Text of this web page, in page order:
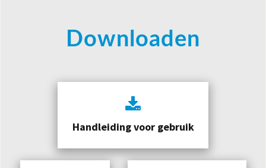
Downloaden
Handleiding voor gebruik